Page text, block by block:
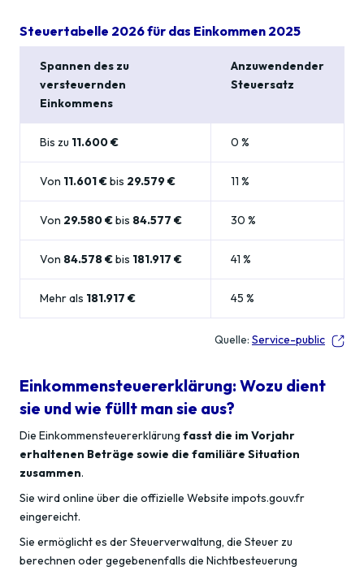
Steuertabelle 2026 für das Einkommen 2025
Spannen des zu
versteuernden
Einkommens
Anzuwendender
Steuersatz
Bis zu 11.600 € 0 %
Von 11.601 €bis 29.579 € 11 %
Von 29.580 €bis 84.577 € 30 %
Von 84.578 €bis 181.917 € 41 %
Mehr als 181.917 € 45 %
Quelle: Service-public
Einkommensteuererklärung: Wozu dient
sie und wie füllt man sie aus?
Die Einkommensteuererklärung fasst die im Vorjahr
erhaltenen Beträge sowie die familiäre Situation
zusammen.
Sie wird online über die offizielle Website impots.gouv.fr
eingereicht.
Sie ermöglicht es der Steuerverwaltung, die Steuer zu
berechnen oder gegebenenfalls die Nichtbesteuerung